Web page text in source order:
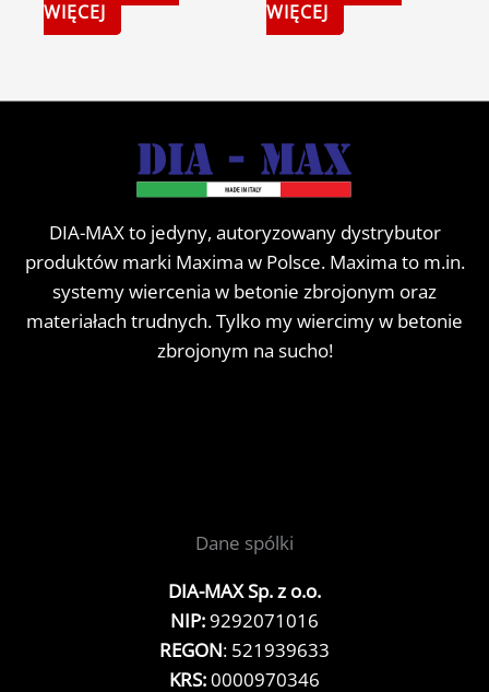
WIĘCEJ
WIĘCEJ
DIA-MAX to jedyny, autoryzowany dystrybutor
produktów marki Maxima w Polsce. Maxima to m.in.
systemy wiercenia w betonie zbrojonym oraz
materiałach trudnych. Tylko my wiercimy w betonie
zbrojonym na sucho!
Dane spólki
DIA-MAX Sp. z o.o.
NIP:9292071016
REGON: 521939633
KRS:0000970346